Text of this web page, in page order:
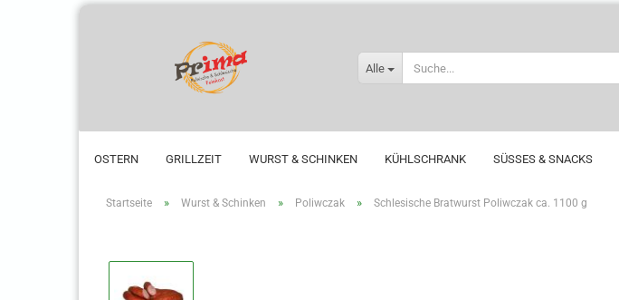
Alle
OSTERN GRILLZEIT WURST & SCHINKEN KÜHLSCHRANK SÜSSES & SNACKS
Startseite » Wurst & Schinken » Poliwczak » Schlesische Bratwurst Poliwczak ca. 1100 g